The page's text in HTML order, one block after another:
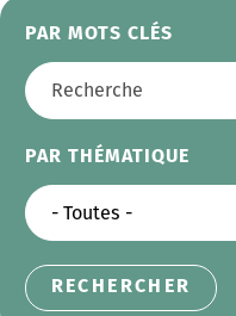
PAR MOTS CLÉS
PAR THÉMATIQUE